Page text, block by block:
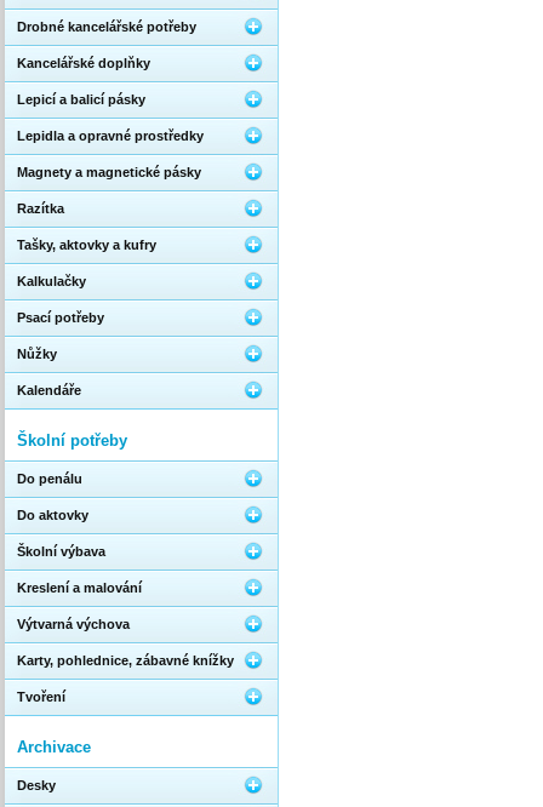
Drobné kancelářské potřeby
Kancelářské doplňky
Lepicí a balicí pásky
Lepidla a opravné prostředky
Magnety a magnetické pásky
Razítka
Tašky, aktovky a kufry
Kalkulačky
Psací potřeby
Nůžky
Kalendáře
Školní potřeby
Do penálu
Do aktovky
Školní výbava
Kreslení a malování
Výtvarná výchova
Karty, pohlednice, zábavné knížky
Tvoření
Archivace
Desky